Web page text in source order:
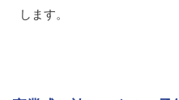
します。